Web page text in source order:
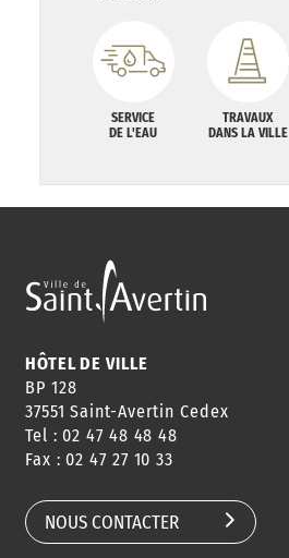
SERVICE
DE L'EAU
TRAVAUX
DANS LA VILLE
HÔTEL DE VILLE
BP 128
37551 Saint-Avertin Cedex
Tel : 02 47 48 48 48
Fax : 02 47 27 10 33
NOUS CONTACTER